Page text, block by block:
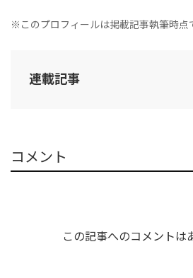
※このプロフィールは掲載記事執筆時点
連載記事
コメント
この記事へのコメントは